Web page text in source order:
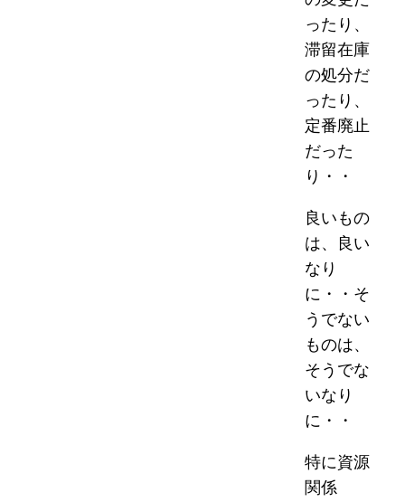
ったり、
滞留在庫
の処分だ
ったり、
定番廃止
だった
り・・
良いもの
は、良い
なり
に・・そ
うでない
ものは、
そうでな
いなり
に・・
特に資源
関係